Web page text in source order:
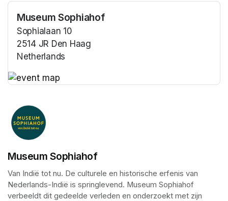
Museum Sophiahof
Sophialaan 10
2514 JR Den Haag
Netherlands
Museum Sophiahof
Van Indië tot nu. De culturele en historische erfenis van
Nederlands-Indië is springlevend. Museum Sophiahof
verbeeldt dit gedeelde verleden en onderzoekt met zijn